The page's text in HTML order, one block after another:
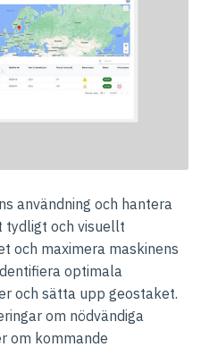
användning och hantera
tydligt och visuellt
och maximera maskinens
optimala
och sätta upp geostaket.
om nödvändiga
om kommande